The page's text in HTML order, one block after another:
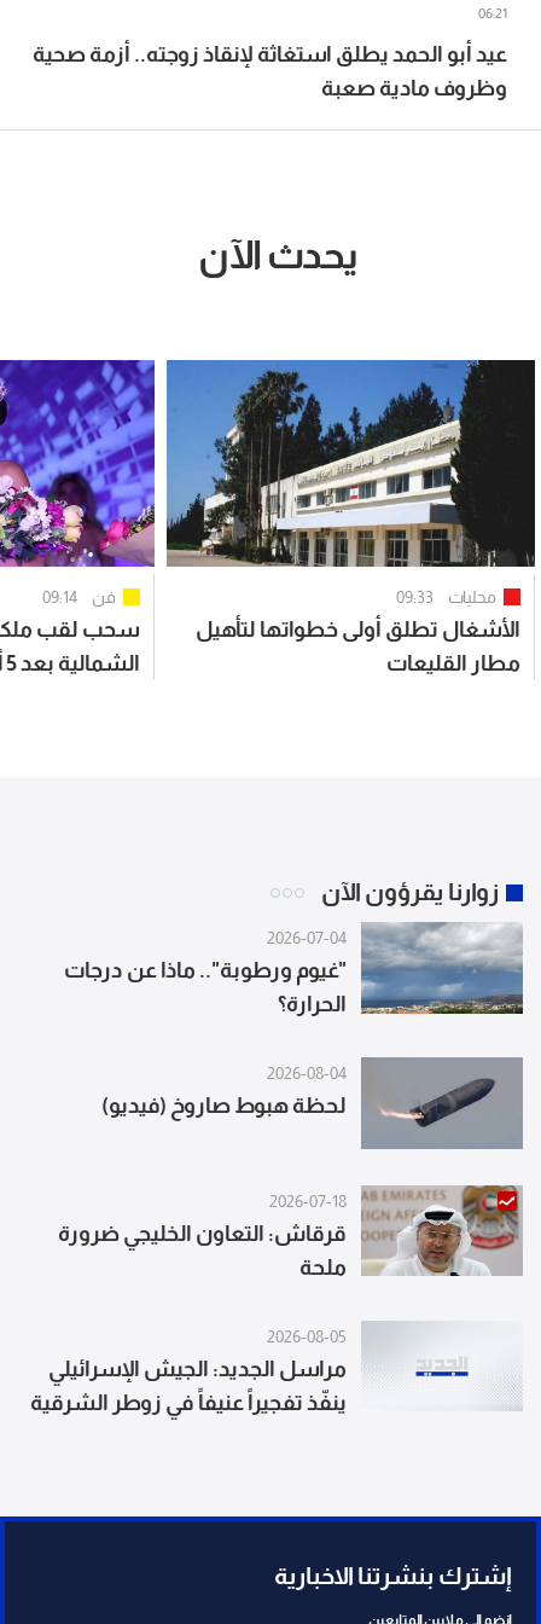
عيد أبو الحمد يطلق استغاثة لإنقاذ زوجته.. أزمة صحية
وظروف مادية صعبة
06:21
يحدث الآن
محليات 09:33
الأشغال تطلق أولى خطواتها لتأهيل
مطار القليعات
فن 09:14
سحب لقب ملكة
زوارنا يقرؤون الآن
2026-07-04
"غيوم ورطوبة".. ماذا عن درجات
الحرارة؟
2026-08-04
لحظة هبوط صاروخ (فيديو)
2026-07-18
قرقاش: التعاون الخليجي ضرورة
ملحة
2026-08-05
مراسل الجديد: الجيش الإسرائيلي
ينفّذ تفجيراً عنيفاً في زوطر الشرقية
إشترك بنشرتنا الاخبارية
انضم الى ملايين المتابعين